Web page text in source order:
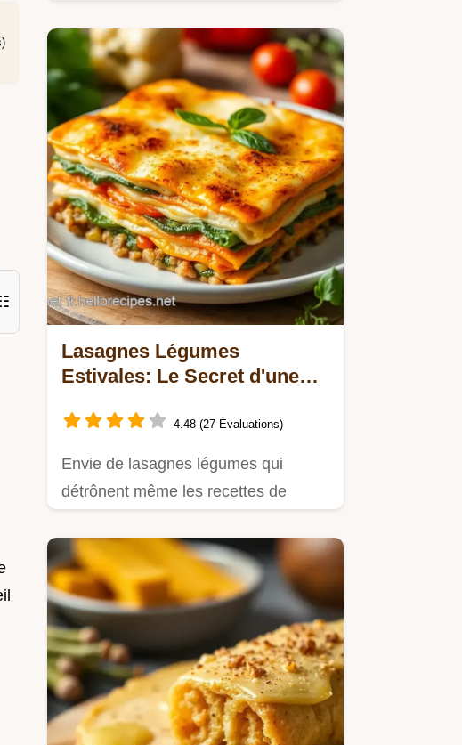
Lasagnes Légumes
Estivales: Le Secret d'une
4.48 (27 Évaluations)
Envie de lasagnes légumes qui
détrônent même les recettes de